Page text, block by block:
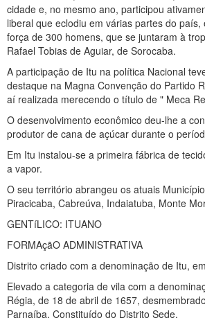
cidade e, no mesmo ano, participou
liberal que eclodiu em várias partes do
força de 300 homens, que se juntaram à
Rafael Tobias de Aguiar, de Sorocaba.
A participação de Itu na política Nacional
destaque na Magna Convenção do Partido
aí realizada merecendo o título de " Meca
O desenvolvimento econômico deu-lhe a
produtor de cana de açúcar durante o
Em Itu instalou-se a primeira fábrica de
a vapor.
O seu território abrangeu os atuais
Piracicaba, Cabreúva, Indaiatuba, Monte
GENTíLICO: ITUANO
FORMAçãO ADMINISTRATIVA
Distrito criado com a denominação de Itu,
Elevado a categoria de vila com a
Régia, de 18 de abril de 1657,
Parnaíba. Constituído do Distrito Sede.